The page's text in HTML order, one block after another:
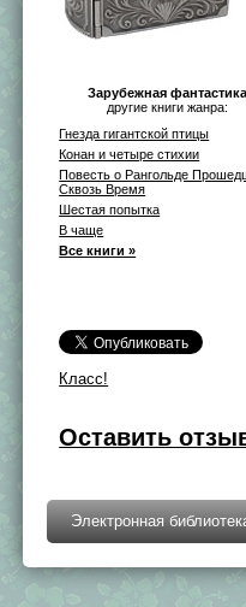
Зарубежная фантастика
другие книги жанра:
Гнезда гигантской птицы
Конан и четыре стихии
Повесть о Рангольде
Сквозь Время
Шестая попытка
В чаще
Все книги »
Класс!
Оставить
Электронная